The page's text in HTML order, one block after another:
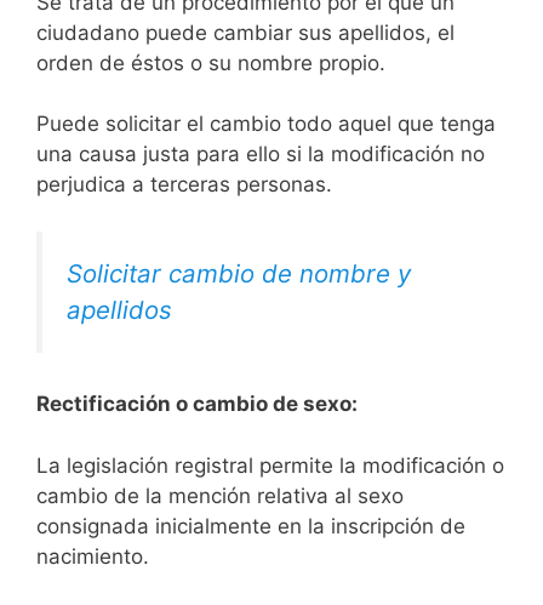
ciudadano puede cambiar sus apellidos, el
orden de éstos o su nombre propio.
Puede solicitar el cambio todo aquel que tenga
una causa justa para ello si la modificación no
perjudica a terceras personas.
Solicitar cambio de nombre y
apellidos
Rectificación o cambio de sexo:
La legislación registral permite la modificación o
cambio de la mención relativa al sexo
consignada inicialmente en la inscripción de
nacimiento.